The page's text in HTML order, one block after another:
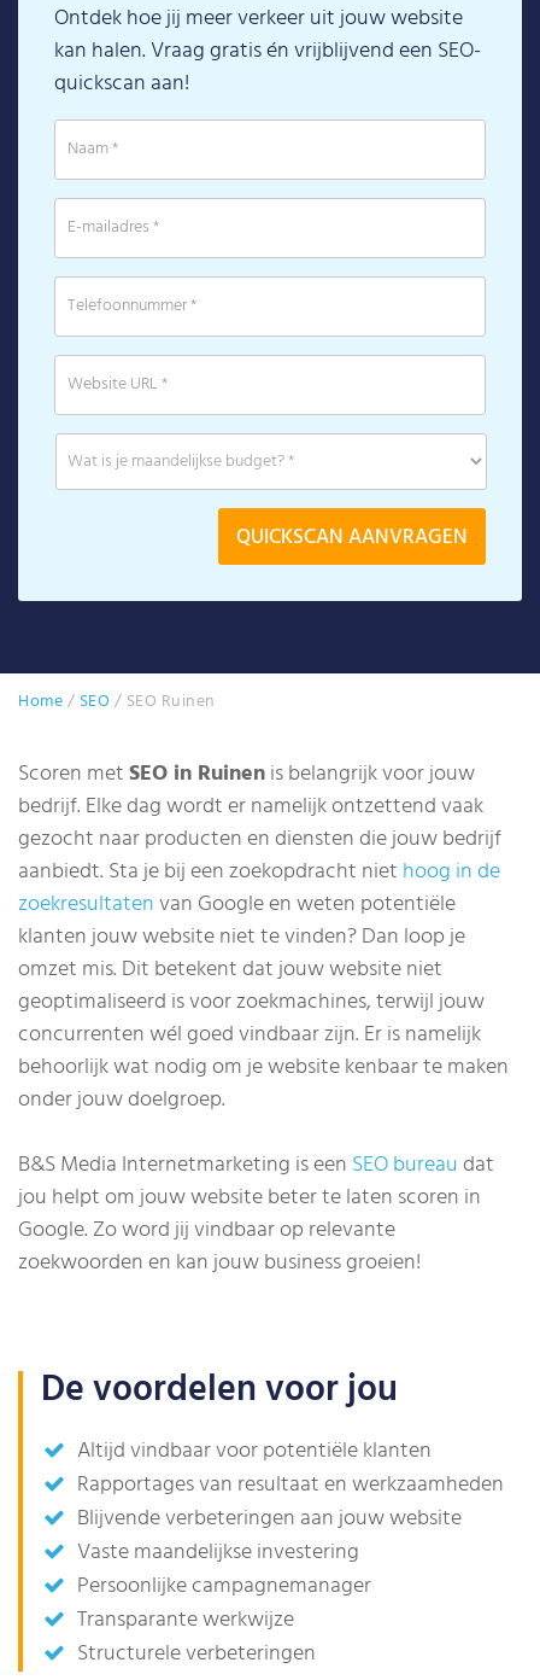
Ontdek hoe jij meer verkeer uit jouw website
kan halen. Vraag gratis én vrijblijvend een SEO-
quickscan aan!
Home/ SEO/ SEO Ruinen
Scoren metSEO in Ruinenis belangrijk voor jouw
bedrijf. Elke dag wordt er namelijk ontzettend vaak
gezocht naar producten en diensten die jouw bedrijf
aanbiedt. Sta je bij een zoekopdracht niet hoog in de
zoekresultatenvan Google en weten potentiële
klanten jouw website niet te vinden? Dan loop je
omzet mis. Dit betekent dat jouw website niet
geoptimaliseerd is voor zoekmachines, terwijl jouw
concurrenten wél goed vindbaar zijn. Er is namelijk
behoorlijk wat nodig om je website kenbaar te maken
onder jouw doelgroep.
B&S Media Internetmarketing is een SEO bureaudat
jou helpt om jouw website beter te laten scoren in
Google. Zo word jij vindbaar op relevante
zoekwoorden en kan jouw business groeien!
De voordelen voor jou
Altijd vindbaar voor potentiële klanten
Rapportages van resultaat en werkzaamheden
Blijvende verbeteringen aan jouw website
Vaste maandelijkse investering
Persoonlijke campagnemanager
Transparante werkwijze
Structurele verbeteringen